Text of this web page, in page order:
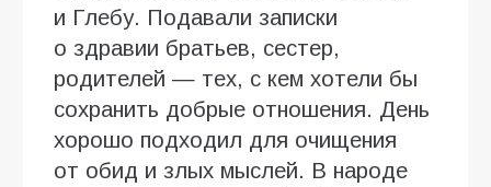
и Глебу. Подавали записки
о здравии братьев, сестер,
родителей — тех, с кем хотели бы
сохранить добрые отношения. День
хорошо подходил для очищения
от обид и злых мыслей. В народе